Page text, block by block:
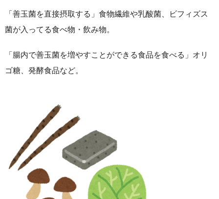
「善玉菌を直接摂取する」食物繊維や乳酸菌、ビフィズス
菌が入ってる食べ物・飲み物。
「腸内で善玉菌を増やすことができる食品を食べる」オリ
ゴ糖、発酵食品など。